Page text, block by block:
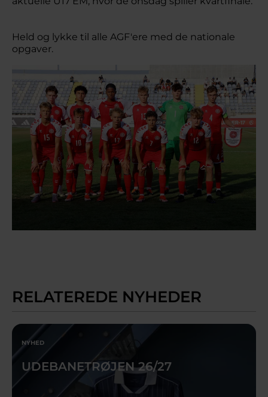
Held og lykke til alle AGF'ere med de nationale
opgaver.
RELATEREDE NYHEDER
NYHED
UDEBANETRØJEN 26/27